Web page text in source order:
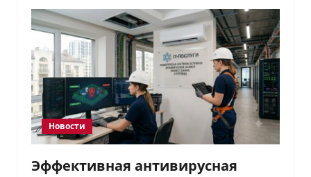
Новости
Эффективная антивирусная